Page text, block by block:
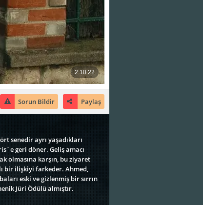
Paylaş
Sorun Bildir
senedir ayrı yaşadıkları
geri döner. Geliş amacı
olmasına karşın, bu ziyaret
bir ilişkiyi farkeder. Ahmed,
eski ve gizlenmiş bir sırrın
Jüri Ödülü almıştır.